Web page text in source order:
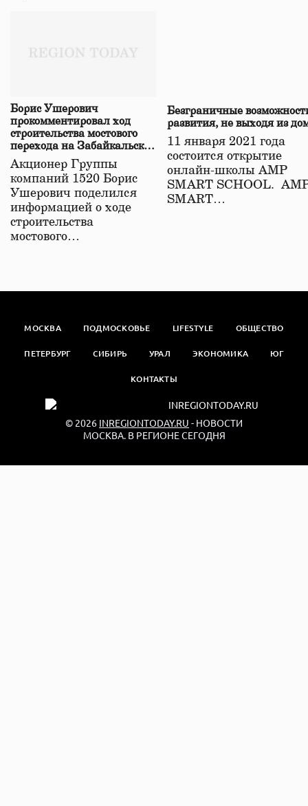
Борис Ушерович
прокомментировал ход
строительства мостового
перехода на Забайкальской
железной дороге
Акционер Группы
компаний 1520 Борис
Ушерович поделился
информацией о ходе
строительства
мостового…
Безграничные
развития, не выходя из
11 января 2021 года
состоится открытие
онлайн-школы АМР
SMART SCHOOL.
SMART…
МОСКВА ПОДМОСКОВЬЕ LIFESTYLE ОБЩЕСТВО
ПЕТЕРБУРГ СИБИРЬ УРАЛ ЭКОНОМИКА ЮГ
КОНТАКТЫ
© 2026 INREGIONTODAY.RU - НОВОСТИ
МОСКВА. В РЕГИОНЕ СЕГОДНЯ